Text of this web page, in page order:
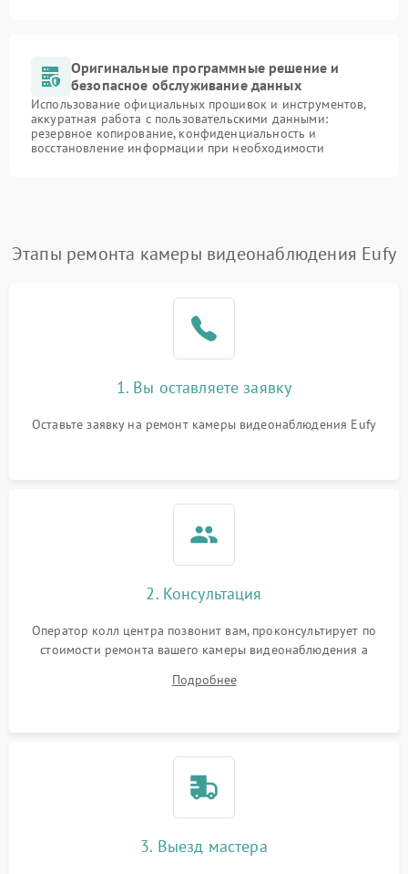
Оригинальные программные решение и
безопасное обслуживание данных
Использование официальных прошивок и инструментов,
аккуратная работа с пользовательскими данными:
резервное копирование, конфиденциальность и
восстановление информации при необходимости
Этапы ремонта камеры видеонаблюдения Eufy
1. Вы оставляете заявку
Оставьте заявку на ремонт камеры видеонаблюдения Eufy
2. Консультация
Оператор колл центра позвонит вам, проконсультирует по
стоимости ремонта вашего камеры видеонаблюдения а
Подробнее
3. Выезд мастера